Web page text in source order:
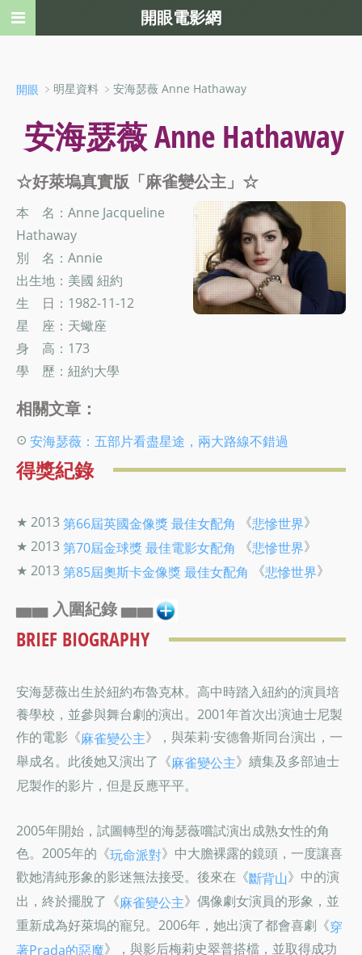
開眼 ﹥明星資料 ﹥安海瑟薇 Anne Hathaway
安海瑟薇 Anne Hathaway
☆好萊塢真實版「麻雀變公主」☆
本 名：Anne Jacqueline
Hathaway
別 名：Annie
出生地：美國 紐約
生 日：1982-11-12
星 座：天蠍座
身 高：173
學 歷：紐約大學
相關文章：
⊙ 安海瑟薇：五部片看盡星途，兩大路線不錯過
得獎紀錄
★ 2013第66屆英國金像獎最佳女配角 《悲慘世界》
★ 2013第70屆金球獎最佳電影女配角 《悲慘世界》
★ 2013第85屆奧斯卡金像獎最佳女配角 《悲慘世界》
▅▅ 入圍紀錄 ▅▅
BRIEF BIOGRAPHY
安海瑟薇出生於紐約布魯克林。高中時踏入紐約的演員培
養學校，並參與舞台劇的演出。2001年首次出演迪士尼製
作的電影《麻雀變公主》，與茱莉·安德鲁斯同台演出，一
舉成名。此後她又演出了《麻雀變公主》續集及多部迪士
尼製作的影片，但是反應平平。
2005年開始，試圖轉型的海瑟薇嚐試演出成熟女性的角
色。2005年的《玩命派對》中大膽裸露的鏡頭，一度讓喜
歡她清純形象的影迷無法接受。後來在《斷背山》中的演
出，終於擺脫了《麻雀變公主》偶像劇女演員的形象，並
重新成為好萊塢的寵兒。2006年，她出演了都會喜劇《穿
著Prada的惡魔》，與影后梅莉史翠普搭檔，並取得成功
開眼電影網